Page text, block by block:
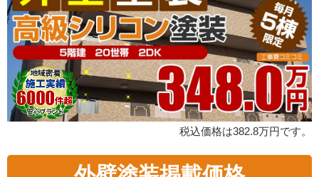
税込価格は382.8万円です。